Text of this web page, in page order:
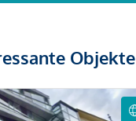
Objekte